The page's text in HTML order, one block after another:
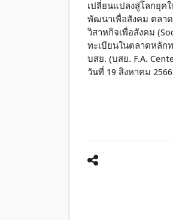
เปลี่ยนแปลงสู่โลกยุค
พัฒนาเพื่อสังคม ตลา
วิสาหกิจเพื่อสังคม
ทะเบียนในตลาดหลัก
บสย. (บสย. F.A.
วันที่ 19 สิงหาคม 2566